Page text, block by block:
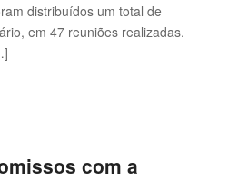
distribuídos um total de
em 47 reuniões realizadas.
com a